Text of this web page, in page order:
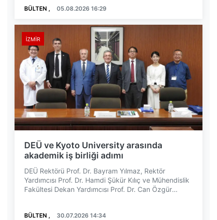
BÜLTEN , 05.08.2026 16:29
İZMIR
DEÜ ve Kyoto University arasında
akademik iş birliği adımı
DEÜ Rektörü Prof. Dr. Bayram Yılmaz, Rektör
Yardımcısı Prof. Dr. Hamdi Şükür Kılıç ve Mühendislik
Fakültesi Dekan Yardımcısı Prof. Dr. Can Özgür
BÜLTEN , 30.07.2026 14:34